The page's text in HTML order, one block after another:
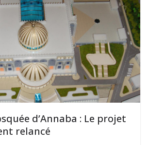
d’Annaba : Le projet
relancé